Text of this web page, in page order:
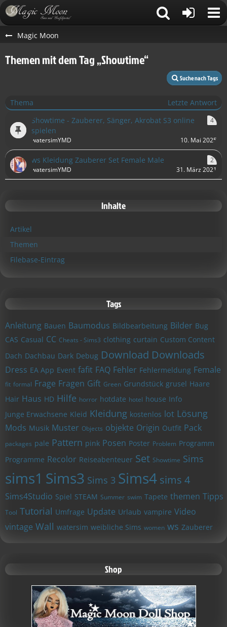
Magic Moon
Themen mit dem Tag „Showtime“
Suche nach Tags
Thema
Letzte Antwort
Showtime - Zauberer, Sänger, Akrobat S3 online
spielen
4
watersimYMD 10. Mai 2025
ws Kleidung Zauberer Set Female Male
2
watersimYMD
31. März 2021
Inhalte
Artikel
Themen
Filebase-Eintrag
Tags
Anleitung Bauen Baumodus Bildbearbeitung Bilder Bug
CAS Casual CC Cheats - Sims3 clothing curtain Custom Content
Dach Dachbau Dark Debug Download Downloads
Dress EA App Event fafit FAQ Fehler Fehlermeldung Female
fit formal Frage Fragen Gift Green Grundstück grusel Haare
Hair Haus HD Hilfe horror hotdate hotel house Info
Junge Erwachsene Kleid Kleidung kostenlos lot Lösung
Mods Musik Muster Objects objekte Origin Outfit Pack
packages pale Pattern pink Posen Poster Problem Programm
Programme Recolor Reiseabenteuer Set Showtime Sims
sims1 Sims3 Sims 3 Sims4 sims 4
Sims4Studio Spiel STEAM Summer swim Tapete themen Tipps
Tool Tutorial Umfrage Update Urlaub vampire Video
vintage Wall watersim weibliche Sims women ws Zauberer
Shop